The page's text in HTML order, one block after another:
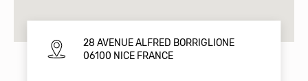
28 AVENUE ALFRED BORRIGLIONE
06100 NICE FRANCE